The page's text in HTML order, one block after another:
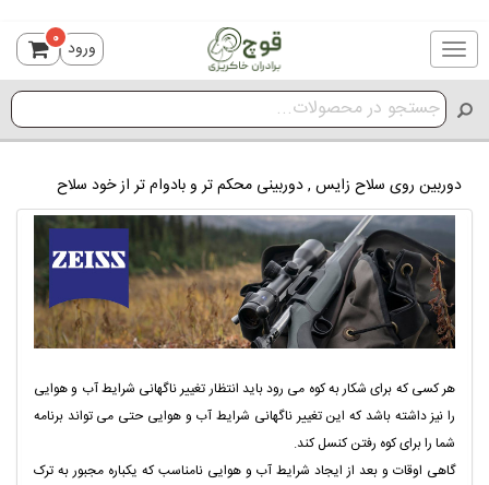
Toggle
navigation
ورود 0
دوربین روی سلاح زایس , دوربینی محکم تر و بادوام تر از خود سلاح
هر کسی که برای شکار به کوه می رود باید انتظار تغییر ناگهانی شرایط آب و هوایی
را نیز داشته باشد که این تغییر ناگهانی شرایط آب و هوایی حتی می تواند برنامه
شما را برای کوه رفتن کنسل کند.
گاهی اوقات و بعد از ایجاد شرایط آب و هوایی نامناسب که یکباره مجبور به ترک